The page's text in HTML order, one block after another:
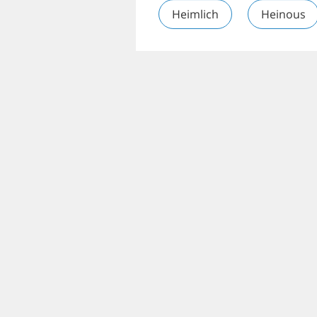
Heimlich Heinous